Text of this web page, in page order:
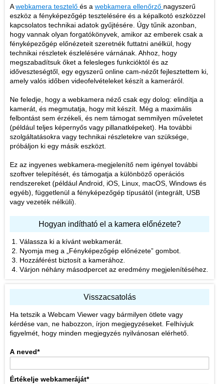
Awebkamera tesztelő és a webkamera ellenőrző nagyszerű
eszköz a fényképezőgép tesztelésére és a képalkotó eszközzel
kapcsolatos technikai adatok gyűjtésére. Úgy tűnik azonban,
hogy vannak olyan forgatókönyvek, amikor az emberek csak a
fényképezőgép előnézeteit szeretnék futtatni anélkül, hogy
technikai részletek észlelésére várnának. Ahhoz, hogy
megszabadítsuk őket a felesleges funkcióktól és az
időveszteségtől, egy egyszerű online cam-nézőt fejlesztettem ki,
amely valós időben videofelvételeket készít a kameráról.
Ne feledje, hogy a webkamera néző csak egy dolog: elindítja a
kamerát, és megmutatja, hogy mit készít. Még a maximális
felbontást sem érzékeli, és nem támogat semmilyen műveletet
(például teljes képernyős vagy pillanatképeket). Ha további
szolgáltatásokra vagy technikai részletekre van szüksége,
próbáljon ki egy másik eszközt.
Ez az ingyenes webkamera-megjelenítő nem igényel további
szoftver telepítését, és támogatja a különböző operációs
rendszereket (például Android, iOS, Linux, macOS, Windows és
egyéb), függetlenül a fényképezőgép típusától (integrált, USB
vagy vezeték nélküli).
Hogyan indítható el a kamera előnézete?
Válassza ki a kívánt webkamerát.
Nyomja meg a „Fényképezőgép előnézete” gombot.
Hozzáférést biztosít a kamerához.
Várjon néhány másodpercet az eredmény megjelenítéséhez.
Visszacsatolás
Ha tetszik a Webcam Viewer vagy bármilyen ötlete vagy
kérdése van, ne habozzon, írjon megjegyzéseket. Felhívjuk
figyelmét, hogy minden megjegyzés nyilvánosan elérhető.
A neved*
Értékelje webkameráját*